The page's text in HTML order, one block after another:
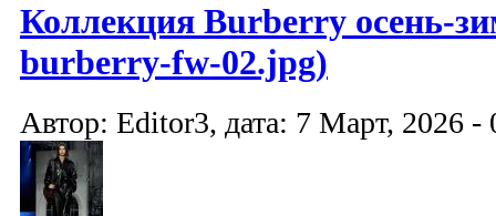
Коллекция Burberry осень-
burberry-fw-02.jpg)
Автор: Editor3, дата: 7 Март, 2026 -